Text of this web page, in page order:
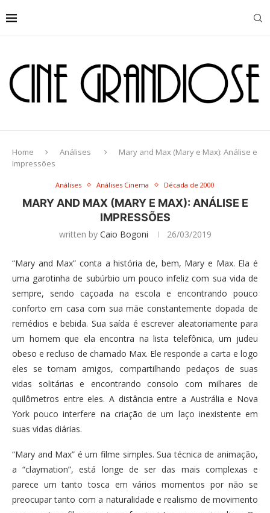
Home Análises
Mary and Max (Mary e Max): Análise e
Impressões
Análises Análises Cinema Década de 2000
MARY AND MAX (MARY E MAX): ANÁLISE E
IMPRESSÕES
written by Caio Bogoni 26/03/2019
“Mary and Max” conta a história de, bem, Mary e Max. Ela é
uma garotinha de subúrbio um pouco infeliz com sua vida de
sempre, sendo caçoada na escola e encontrando pouco
conforto em casa com sua mãe constantemente dopada de
remédios e bebida. Sua saída é escrever aleatoriamente para
um homem que ela encontra na lista telefônica, um judeu
obeso e recluso de chamado Max. Ele responde a carta e logo
eles se tornam amigos, compartilhando pedaços de suas
vidas solitárias e encontrando consolo com milhares de
quilômetros entre eles. A distância entre a Austrália e Nova
York pouco interfere na criação de um laço inexistente em
suas vidas diárias.
“Mary and Max” é um filme simples. Sua técnica de animação,
a “claymation”, está longe de ser das mais complexas e
parece um tanto tosca em vários momentos por não se
preocupar tanto com a naturalidade e realismo de movimento